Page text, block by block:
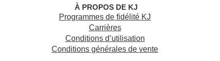
À PROPOS DE KJ
Programmes de fidélité KJ
Carrières
Conditions d’utilisation
Conditions générales de vente